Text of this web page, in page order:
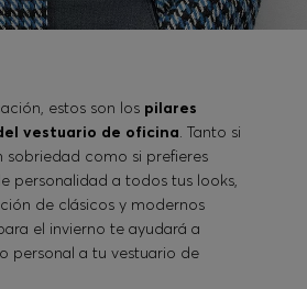
y ayuda
estos son los pilares
vestuario de oficina. Tanto si
sobriedad como si prefieres
personalidad a todos tus looks,
de clásicos y modernos
el invierno te ayudará a
personal a tu vestuario de